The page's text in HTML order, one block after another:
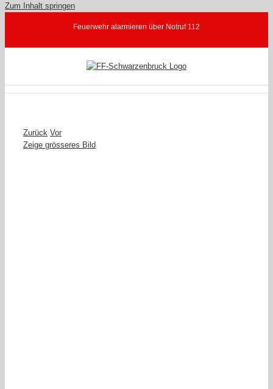
Zum Inhalt springen
Feuerwehr alarmieren über Notruf 112
Zurück Vor
Zeige grösseres Bild